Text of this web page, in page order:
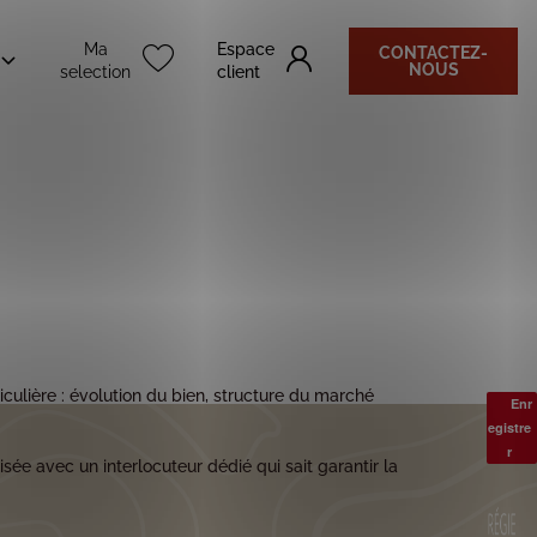
Ma
selection
Espace
client
CONTACTEZ-
NOUS
: évolution du bien, structure du marché
avec un interlocuteur dédié qui sait garantir la
Enr
egistre
r